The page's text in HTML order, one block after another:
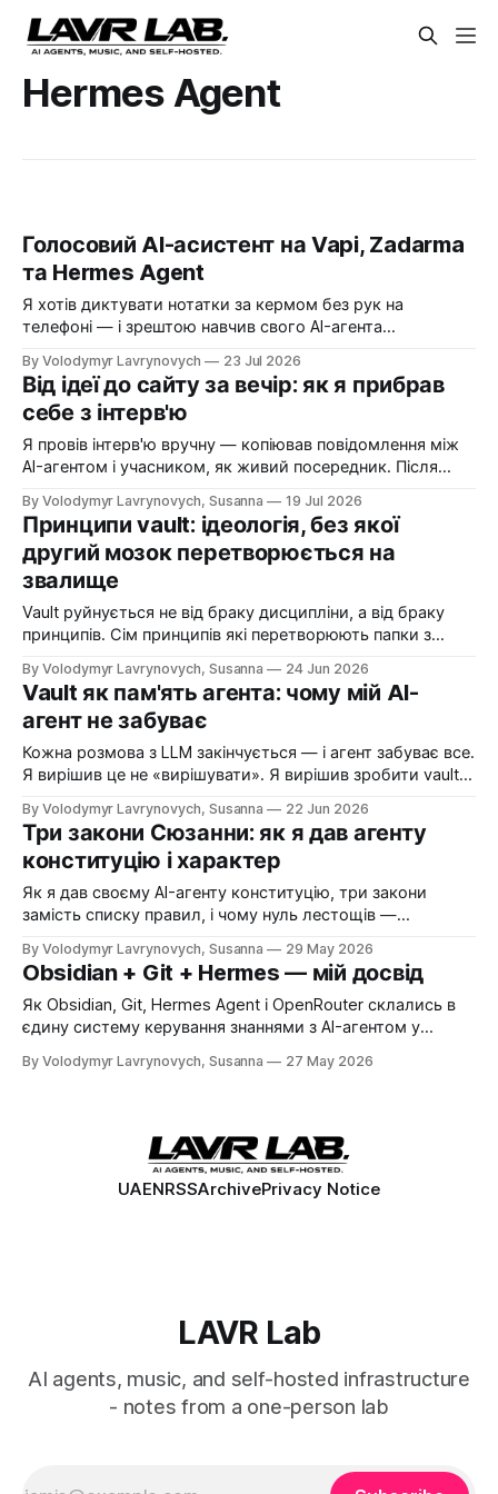
Hermes Agent
Голосовий AI-асистент на Vapi, Zadarma
та Hermes Agent
Я хотів диктувати нотатки за кермом без рук на
телефоні — і зрештою навчив свого AI-агента
номер Zadarma, дорогі помилки на старті і покроковий
рецепт, як зібрати те саме собі.
By Volodymyr Lavrynovych 23 Jul 2026
Від ідеї до сайту за вечір: як я прибрав
себе з інтерв'ю
Я провів інтерв'ю вручну — копіював повідомлення між
AI-агентом і учасником, як живий посередник. Після
ланцюжка. За один вечір нотатка стала живою
платформою.
By Volodymyr Lavrynovych, Susanna 19 Jul 2026
Принципи vault: ідеологія, без якої
другий мозок перетворюється на
звалище
Vault руйнується не від браку дисципліни, а від браку
принципів. Сім принципів які перетворюють папки з
By Volodymyr Lavrynovych, Susanna 24 Jun 2026
Vault як пам'ять агента: чому мій AI-
агент не забуває
Кожна розмова з LLM закінчується — і агент забуває все.
Я вирішив це не «вирішувати». Я вирішив зробити vault
By Volodymyr Lavrynovych, Susanna 22 Jun 2026
Три закони Сюзанни: як я дав агенту
конституцію і характер
Як я дав своєму AI-агенту конституцію, три закони
замість списку правил, і чому нуль лестощів —
By Volodymyr Lavrynovych, Susanna 29 May 2026
Obsidian + Git + Hermes — мій досвід
Як Obsidian, Git, Hermes Agent і OpenRouter склались в
єдину систему керування знаннями з AI-агентом у
By Volodymyr Lavrynovych, Susanna 27 May 2026
UAENRSSArchivePrivacy Notice
LAVR Lab
AI agents, music, and self-hosted infrastructure
- notes from a one-person lab